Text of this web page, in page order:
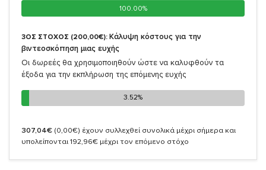
100.00%
100.00%
3ΟΣ ΣΤΟΧΟΣ (200,00€): Κάλυψη κόστους για την
βιντεοσκόπηση μιας ευχής
Οι δωρεές θα χρησιμοποιηθούν ώστε να καλυφθούν τα
έξοδα για την εκπλήρωση της επόμενης ευχής
3.52%
3.52%
307,04€ (0,00€) έχουν συλλεχθεί συνολικά μέχρι σήμερα και
υπολείπονται 192,96€ μέχρι τον επόμενο στόχο